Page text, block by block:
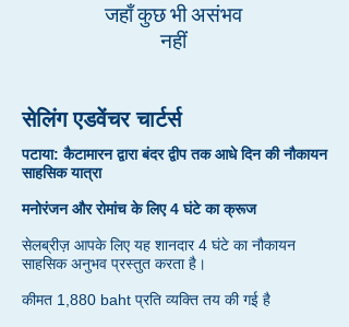
जहाँ कुछ भी असंभव
नहीं
सेलिंग एडवेंचर चार्टर्स
पटाया: कैटामारन द्वारा बंदर द्वीप तक आधे दिन की नौकायन
साहसिक यात्रा
मनोरंजन और रोमांच के लिए 4 घंटे का क्रूज
सेलब्रीज़ आपके लिए यह शानदार 4 घंटे का नौकायन
साहसिक अनुभव प्रस्तुत करता है।
कीमत 1,880 baht प्रति व्यक्ति तय की गई है